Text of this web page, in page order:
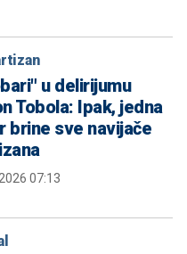
u delirijumu
Tobola: Ipak, jedna
brine sve navijače
07:13